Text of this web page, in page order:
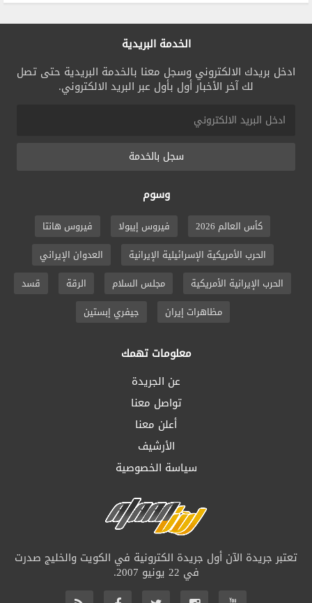
الخدمة البريدية
ادخل بريدك الالكتروني وسجل معنا بالخدمة البريدية حتى تصل
لك آخر الأخبار أول بأول عبر البريد الالكتروني.
سجل بالخدمة
وسوم
كأس العالم 2026 فيروس إيبولا
فيروس هانتا
الحرب الأمريكية الإسرائيلية الإيرانية
العدوان الإيراني
الحرب الإيرانية الأمريكية
مجلس السلام الرقة
قسد
مظاهرات إيران
جيفري إبستين
معلومات تهمك
عن الجريدة
تواصل معنا
أعلن معنا
الأرشيف
سياسة الخصوصية
تعتبر جريدة الآن أول جريدة الكترونية في الكويت والخليج صدرت
في 22 يونيو 2007.